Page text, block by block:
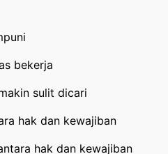
bekerja
sulit dicari
hak dan kewajiban
hak dan kewajiban